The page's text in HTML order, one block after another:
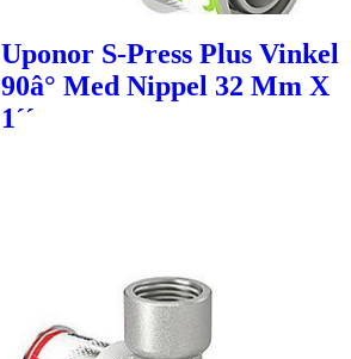
Uponor S-Press Plus Vinkel
90â° Med Nippel 32 Mm X
1´´